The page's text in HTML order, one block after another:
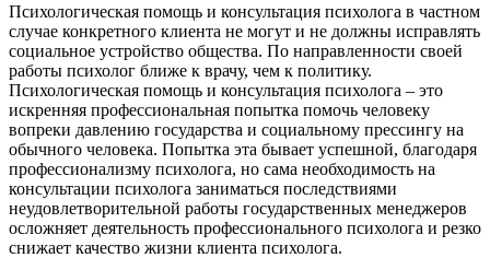
Психологическая помощь и консультация психолога в частном
случае конкретного клиента не могут и не должны исправлять
социальное устройство общества. По направленности своей
работы психолог ближе к врачу, чем к политику.
Психологическая помощь и консультация психолога – это
искренняя профессиональная попытка помочь человеку
вопреки давлению государства и социальному прессингу на
обычного человека. Попытка эта бывает успешной, благодаря
профессионализму психолога, но сама необходимость на
консультации психолога заниматься последствиями
неудовлетворительной работы государственных менеджеров
осложняет деятельность профессионального психолога и резко
снижает качество жизни клиента психолога.